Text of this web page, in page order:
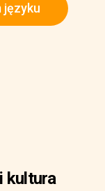
języku
kultura